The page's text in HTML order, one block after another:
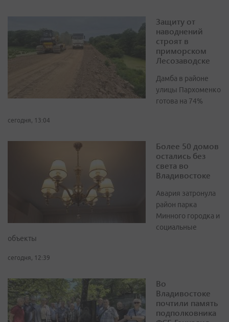
Защиту от
наводнений
строят в
приморском
Лесозаводске
Дамба в районе
улицы Пархоменко
готова на 74%
сегодня, 13:04
Более 50 домов
остались без
света во
Владивостоке
Авария затронула
район парка
Минного городка и
социальные
объекты
сегодня, 12:39
Во
Владивостоке
почтили память
подполковника